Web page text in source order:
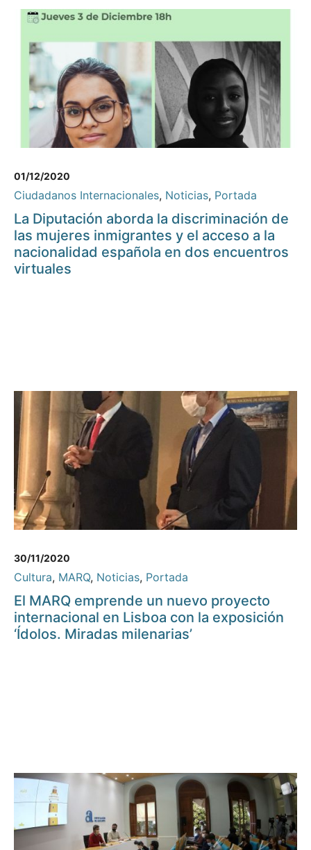
01/12/2020
Ciudadanos Internacionales, Noticias, Portada
La Diputación aborda la discriminación de
las mujeres inmigrantes y el acceso a la
nacionalidad española en dos encuentros
virtuales
30/11/2020
Cultura, MARQ, Noticias, Portada
El MARQ emprende un nuevo proyecto
internacional en Lisboa con la exposición
‘Ídolos. Miradas milenarias’